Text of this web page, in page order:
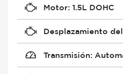
Motor: 1.5L DOHC
Desplazamiento
Transmisión: